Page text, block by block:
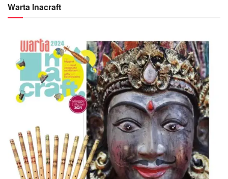
Warta Inacraft